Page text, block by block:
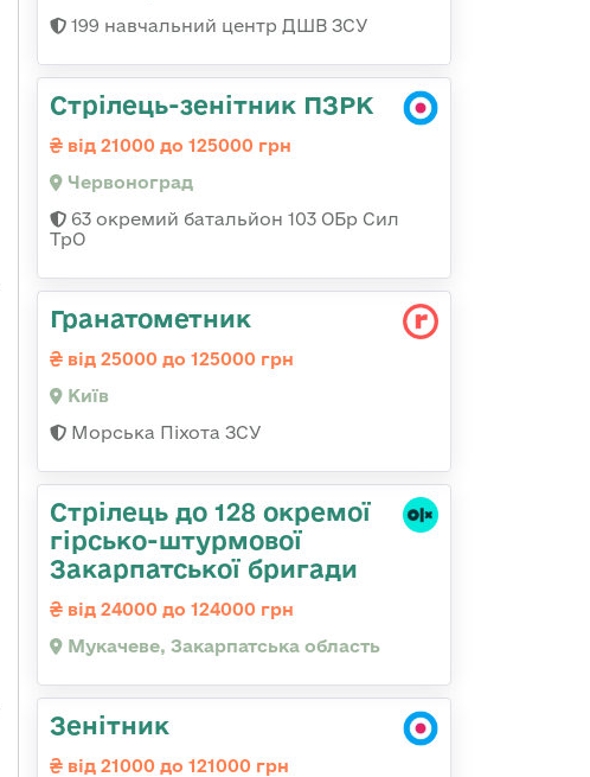
199 навчальний центр ДШВ ЗСУ
Стрілець-зенітник ПЗРК
від 21000 до 125000 грн
Червоноград
63 окремий батальйон 103 ОБр Сил
ТрО
Гранатометник
від 25000 до 125000 грн
Київ
Морська Піхота ЗСУ
Стрілець до 128 окремої
гірсько-штурмової
Закарпатської бригади
від 24000 до 124000 грн
Мукачеве, Закарпатська область
Зенітник
від 21000 до 121000 грн